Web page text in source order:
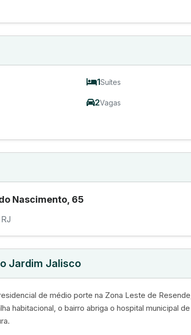
1Suítes
2Vagas
Nascimento, 65
Jardim Jalisco
de médio porte na Zona Leste de
habitacional, o bairro abriga o hospital municipal